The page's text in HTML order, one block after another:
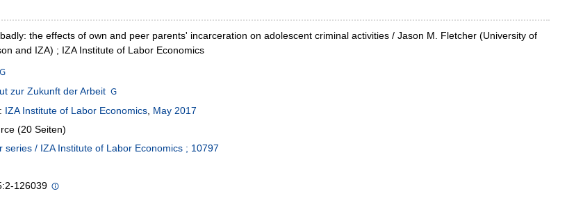
the effects of own and peer parents' incarceration on adolescent criminal activities / Jason M. Fletcher (University of
and IZA) ; IZA Institute of Labor Economics
zur Zukunft der Arbeit
: IZA Institute of Labor Economics, May 2017
(20 Seiten)
series / IZA Institute of Labor Economics ; 10797
126039